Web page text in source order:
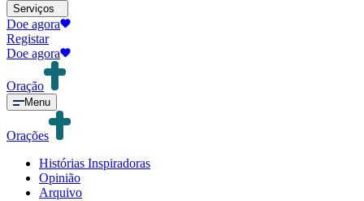
Serviços
Doe agora
Registar
Doe agora
Oração
Menu
Orações
Histórias Inspiradoras
Opinião
Arquivo